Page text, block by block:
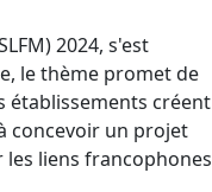
2024, s'est
le thème promet de
établissements créent
concevoir un projet
les liens francophones